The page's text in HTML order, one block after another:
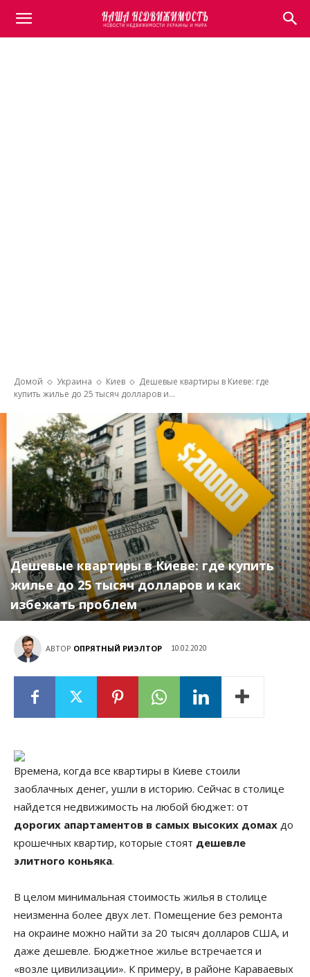
Домой Украина Киев
Дешевые квартиры в Киеве: где
купить жилье до 25 тысяч долларов и...
Дешевые квартиры в Киеве: где купить
жилье до 25 тысяч долларов и как
избежать проблем
АВТОР ОПРЯТНЫЙ РИЭЛТОР 10.02.2020
Времена, когда все квартиры в Киеве стоили
заоблачных денег, ушли в историю. Сейчас в столице
найдется недвижимость на любой бюджет: от
дорогих апартаментов в самых высоких домах до
крошечных квартир, которые стоят дешевле
элитного коньяка.
В целом минимальная стоимость жилья в столице
неизменна более двух лет. Помещение без ремонта
на окраине можно найти за 20 тысяч долларов США, и
даже дешевле. Бюджетное жилье встречается и
«возле цивилизации». К примеру, в районе Караваевых